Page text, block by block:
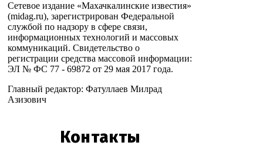
Сетевое издание «Махачкалинские известия»
(midag.ru), зарегистрирован Федеральной
службой по надзору в сфере связи,
информационных технологий и массовых
коммуникаций. Свидетельство о
регистрации средства массовой информации:
ЭЛ № ФС 77 - 69872 от 29 мая 2017 года.
Главный редактор: Фатуллаев Милрад
Азизович
Контакты